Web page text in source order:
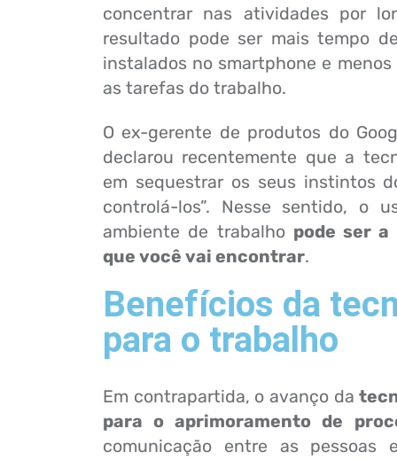
concentrar nas atividades por
resultado pode ser mais tempo
instalados no smartphone e
as tarefas do trabalho.
O ex-gerente de produtos do
declarou recentemente que a
em sequestrar os seus instintos
controlá-los”. Nesse sentido, o
ambiente de trabalho pode ser
que você vai encontrar.
Benefícios da
para o trabalho
Em contrapartida, o avanço da
para o aprimoramento de
comunicação entre as pessoas